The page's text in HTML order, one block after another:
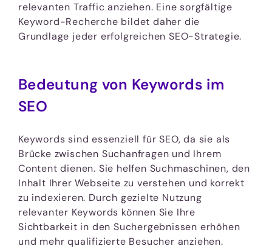
relevanten Traffic anziehen. Eine sorgfältige
Keyword-Recherche bildet daher die
Grundlage jeder erfolgreichen SEO-Strategie.
Bedeutung von Keywords im
SEO
Keywords sind essenziell für SEO, da sie als
Brücke zwischen Suchanfragen und Ihrem
Content dienen. Sie helfen Suchmaschinen, den
Inhalt Ihrer Webseite zu verstehen und korrekt
zu indexieren. Durch gezielte Nutzung
relevanter Keywords können Sie Ihre
Sichtbarkeit in den Suchergebnissen erhöhen
und mehr qualifizierte Besucher anziehen.